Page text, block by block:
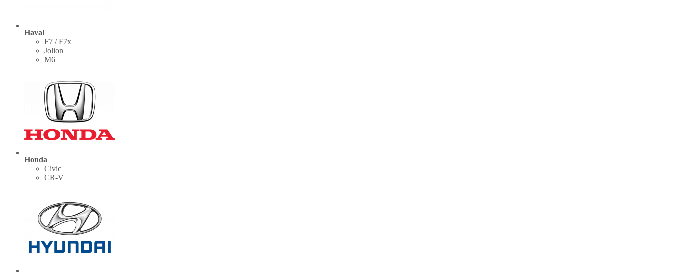
Haval
F7 / F7x
Jolion
M6
Honda
Civic
CR-V